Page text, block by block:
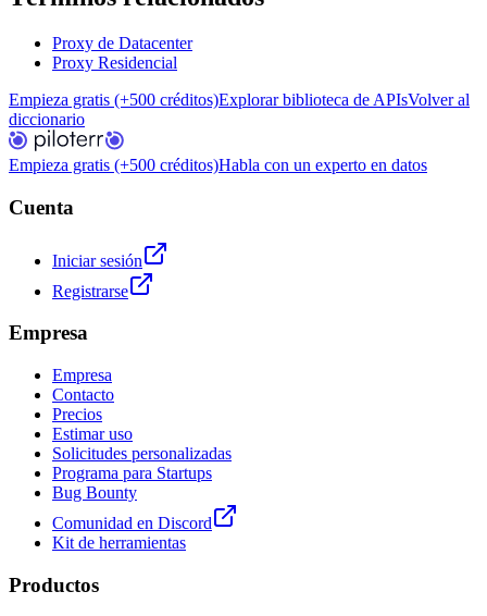
Proxy de Datacenter
Proxy Residencial
Empieza gratis (+500 créditos)Explorar biblioteca de APIsVolver al
diccionario
Empieza gratis (+500 créditos)Habla con un experto en datos
Cuenta
Iniciar sesión
Registrarse
Empresa
Empresa
Contacto
Precios
Estimar uso
Solicitudes personalizadas
Programa para Startups
Bug Bounty
Comunidad en Discord
Kit de herramientas
Productos